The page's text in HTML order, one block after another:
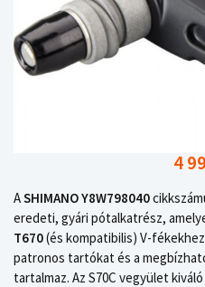
4
ASHIMANO Y8W798040
eredeti, gyári pótalkatrész,
T670(és kompatibilis) V-
patronos tartókat és a
tartalmaz. Az S70C vegyület